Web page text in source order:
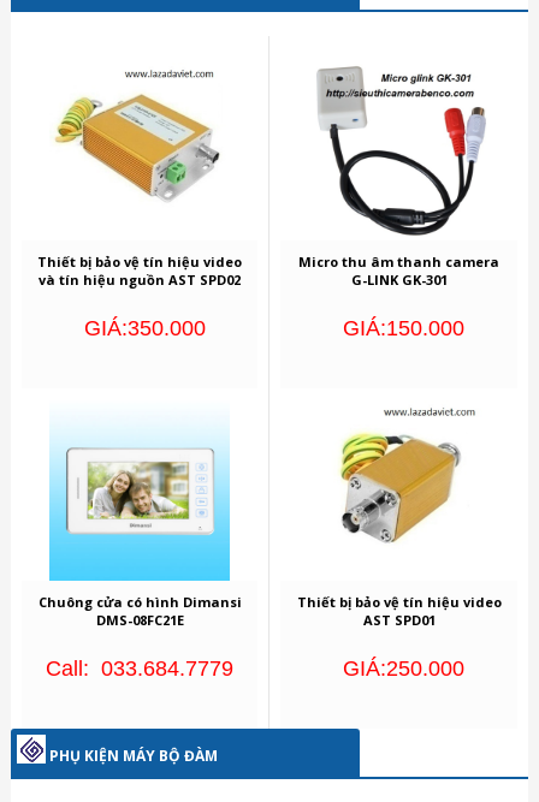
Thiết bị bảo vệ tín hiệu video
và tín hiệu nguồn AST SPD02
GIÁ:350.000
Chuông cửa có hình Dimansi
DMS-08FC21E
Call: 033.684.7779
Micro thu âm thanh camera
G-LINK GK-301
GIÁ:150.000
Thiết bị bảo vệ tín hiệu video
AST SPD01
GIÁ:250.000
PHỤ KIỆN MÁY BỘ ĐÀM